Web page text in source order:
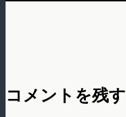
コメントを残す